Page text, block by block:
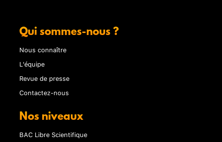
Qui sommes-nous ?
Nous connaître
L'équipe
Revue de presse
Contactez-nous
Nos niveaux
BAC Libre Scientifique